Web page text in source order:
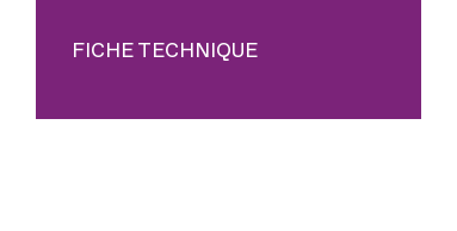
FICHE TECHNIQUE